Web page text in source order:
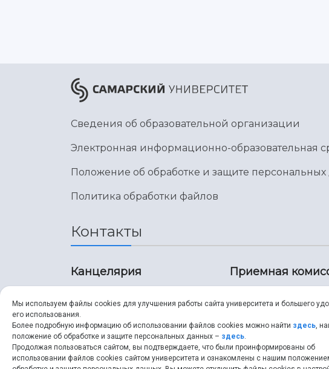
Сведения об образовательной организации
Электронная информационно-образовательная
Положение об обработке и защите
Политика обработки файлов
Контакты
Канцелярия
8 (846) 267-43-70
ssau@ssau.ru
Приемная
8 (846) 267-48-
priem@ssau.ru
Мы используем файлы cookies для улучшения работы сайта университета и большего
его использования.
Более подробную информацию об использовании файлов cookies можно найти здесь,
положение об обработке и защите персональных данных – здесь.
Продолжая пользоваться сайтом, вы подтверждаете, что были проинформированы об
использовании файлов cookies сайтом университета и ознакомлены с нашим